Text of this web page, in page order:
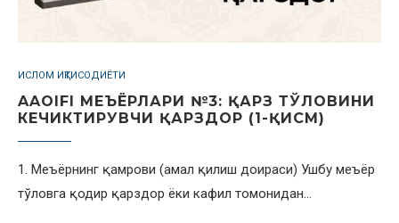
ИСЛОМ ИҚТИСОДИЁТИ
AAOIFI МЕЪЁРЛАРИ №3: ҚАРЗ ТЎЛОВИНИ
КЕЧИКТИРУВЧИ ҚАРЗДОР (1-ҚИСМ)
1. Меъёрнинг қамрови (амал қилиш доираси) Ушбу меъёр
тўловга қодир қарздор ёки кафил томонидан…